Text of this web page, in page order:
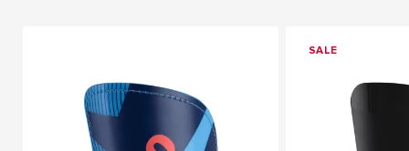
SALE